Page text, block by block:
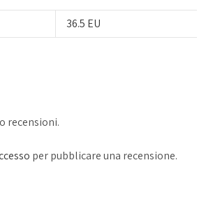
36.5 EU
recensioni.
per pubblicare una recensione.